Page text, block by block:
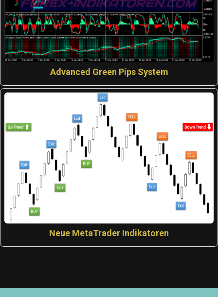
Advanced Green Pips System
Neue MetaTrader Indikatoren